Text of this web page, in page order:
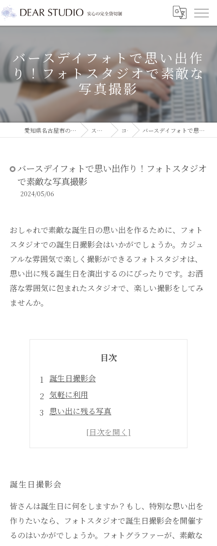
バースデイフォトで思い出作
り！フォトスタジオで素敵な
写真撮影
愛知県名古屋市のフォトスタジオならDEAR STUDIO スタジオコラム コラム バースデイフォトで思い出作り！フォトスタジオで素敵な写真撮影
バースデイフォトで思い出作り！フォトスタジオ
で素敵な写真撮影
2024/05/06
おしゃれで素敵な誕生日の思い出を作るために、フォト
スタジオでの誕生日撮影会はいかがでしょうか。カジュ
アルな雰囲気で楽しく撮影ができるフォトスタジオは、
思い出に残る誕生日を演出するのにぴったりです。お洒
落な雰囲気に包まれたスタジオで、楽しい撮影をしてみ
ませんか。
目次
誕生日撮影会
気軽に利用
思い出に残る写真
パーティー前に
誕生日撮影会
皆さんは誕生日に何をしますか？もし、特別な思い出を
作りたいなら、フォトスタジオで誕生日撮影会を開催す
るのはいかがでしょうか。フォトグラファーが、素敵な